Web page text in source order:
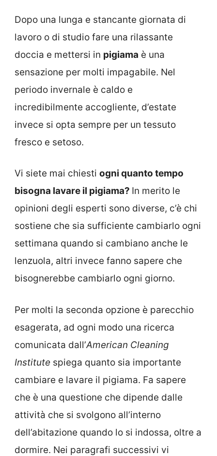
Dopo una lunga e stancante giornata di
lavoro o di studio fare una rilassante
doccia e mettersi in pigiama è una
sensazione per molti impagabile. Nel
periodo invernale è caldo e
incredibilmente accogliente, d’estate
invece si opta sempre per un tessuto
fresco e setoso.
Vi siete mai chiesti ogni quanto tempo
bisogna lavare il pigiama? In merito le
opinioni degli esperti sono diverse, c’è chi
sostiene che sia sufficiente cambiarlo ogni
settimana quando si cambiano anche le
lenzuola, altri invece fanno sapere che
bisognerebbe cambiarlo ogni giorno.
Per molti la seconda opzione è parecchio
esagerata, ad ogni modo una ricerca
comunicata dall’American Cleaning
Institute spiega quanto sia importante
cambiare e lavare il pigiama. Fa sapere
che è una questione che dipende dalle
attività che si svolgono all’interno
dell’abitazione quando lo si indossa, oltre a
dormire. Nei paragrafi successivi vi